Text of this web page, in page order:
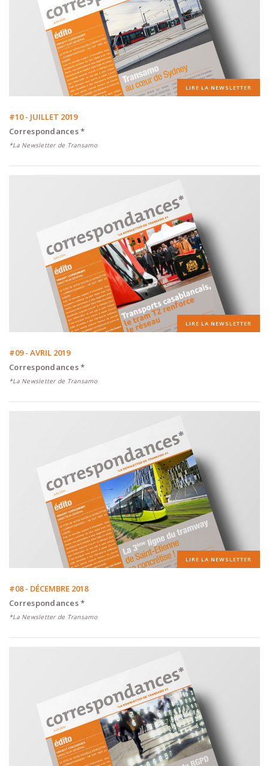
LIRE LA NEWSLETTER
#10 - JUILLET 2019
Correspondances *
*La Newsletter de Transamo
LIRE LA NEWSLETTER
#09 - AVRIL 2019
Correspondances *
*La Newsletter de Transamo
LIRE LA NEWSLETTER
#08 - DÉCEMBRE 2018
Correspondances *
*La Newsletter de Transamo